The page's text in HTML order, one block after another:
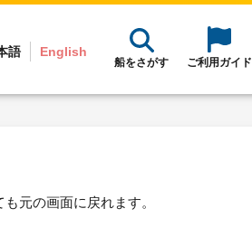
語 English
船をさがす ご利用ガイド
元の画面に戻れます。